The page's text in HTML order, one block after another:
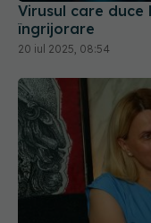
Virusul care
îngrijorare
20 iul 2025, 08:54